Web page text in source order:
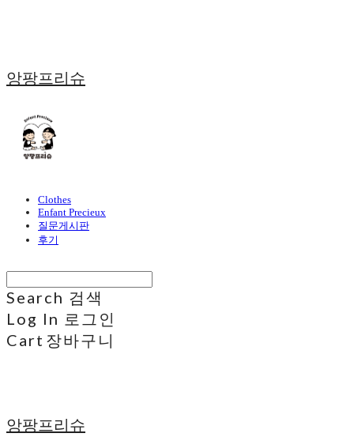
앙팡프리슈
Clothes
Enfant Precieux
질문게시판
후기
Search 검색
Log In 로그인
Cart 장바구니
앙팡프리슈